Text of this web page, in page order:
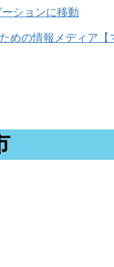
ションに移動